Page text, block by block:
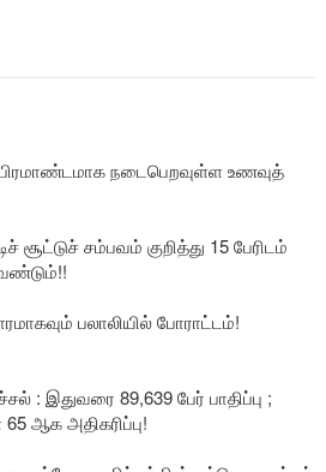
பிரமாண்டமாக நடைபெறவுள்ள உணவுத்
சூட்டுச் சம்பவம் குறித்து 15 பேரிடம்
பலாலியில் போராட்டம்!
: இதுவரை 89,639 பேர் பாதிப்பு ;
65 ஆக அதிகரிப்பு!